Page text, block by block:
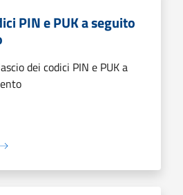
PIN e PUK a seguito
dei codici PIN e PUK a